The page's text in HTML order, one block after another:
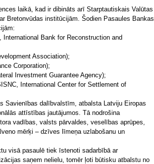
laikā, kad ir dibināts arī Starptautiskais Valūtas
Bretonvūdas institūcijām. Šodien Pasaules Bankas
Bank for Reconstruction and
Association);
Corporation);
Investment Guarantee Agency);
International Center for Settlement of
Savienības dalībvalstīm, atbalsta Latviju Eiropas
attīstības jautājumos. Tā nodrošina
vadības, valsts pārvaldes, veselības aprūpes,
mērķi – dzīves līmeņa uzlabošanu un
visā pasaulē tiek īstenoti sadarbībā ar
saņem nelielu, tomēr ļoti būtisku atbalstu no